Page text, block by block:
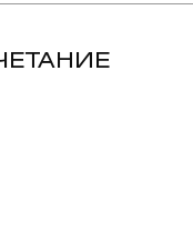
украшения от
к себе пыль. Из-за
протирать их